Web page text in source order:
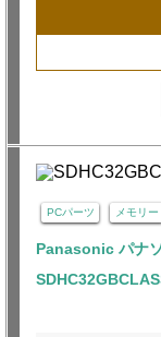
PCパーツ メモリー
Panasonic パナ